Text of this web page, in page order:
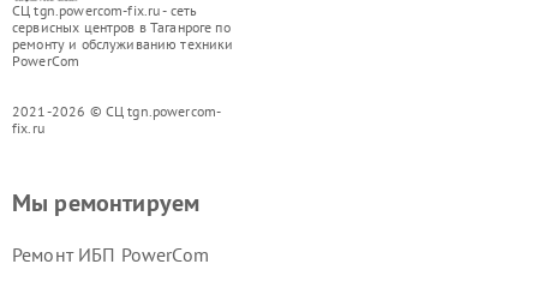
СЦ tgn.powercom-fix.ru - сеть
сервисных центров в Таганроге по
ремонту и обслуживанию техники
PowerCom
2021-2026 © СЦ tgn.powercom-
fix.ru
Мы ремонтируем
Ремонт ИБП PowerCom